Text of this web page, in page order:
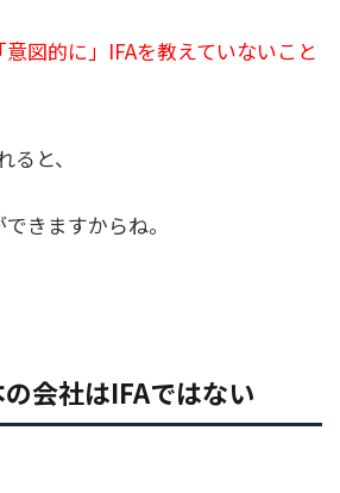
図的に」IFAを教えていないこと
と、
きますからね。
会社はIFAではない